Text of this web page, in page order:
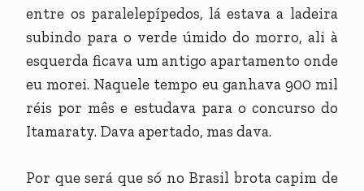
entre os paralelepípedos, lá estava a ladeira
subindo para o verde úmido do morro, ali à
esquerda ficava um antigo apartamento onde
eu morei. Naquele tempo eu ganhava 900 mil
réis por mês e estudava para o concurso do
Itamaraty. Dava apertado, mas dava.
Por que será que só no Brasil brota capim de